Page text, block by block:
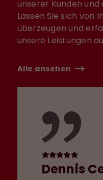
unserer Kunden und
Lassen Sie sich von
überzeugen und
unsere Leistungen
Alle ansehen
Dennis